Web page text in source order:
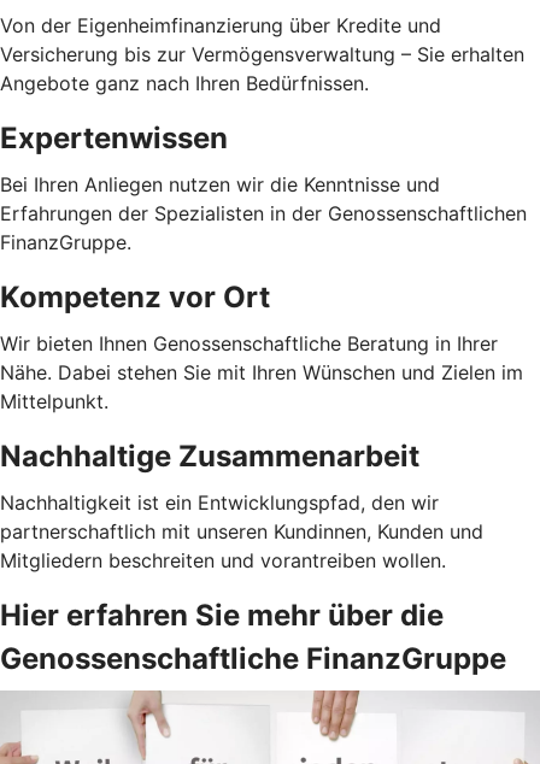
Von der Eigenheimfinanzierung über Kredite und
Versicherung bis zur Vermögensverwaltung – Sie erhalten
Angebote ganz nach Ihren Bedürfnissen.
Expertenwissen
Bei Ihren Anliegen nutzen wir die Kenntnisse und
Erfahrungen der Spezialisten in der Genossenschaftlichen
FinanzGruppe.
Kompetenz vor Ort
Wir bieten Ihnen Genossenschaftliche Beratung in Ihrer
Nähe. Dabei stehen Sie mit Ihren Wünschen und Zielen im
Mittelpunkt.
Nachhaltige Zusammenarbeit
Nachhaltigkeit ist ein Entwicklungspfad, den wir
partnerschaftlich mit unseren Kundinnen, Kunden und
Mitgliedern beschreiten und vorantreiben wollen.
Hier erfahren Sie mehr über die
Genossenschaftliche FinanzGruppe